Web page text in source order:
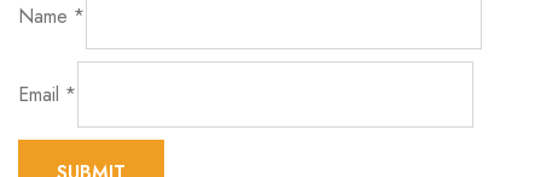
Name *
Email *